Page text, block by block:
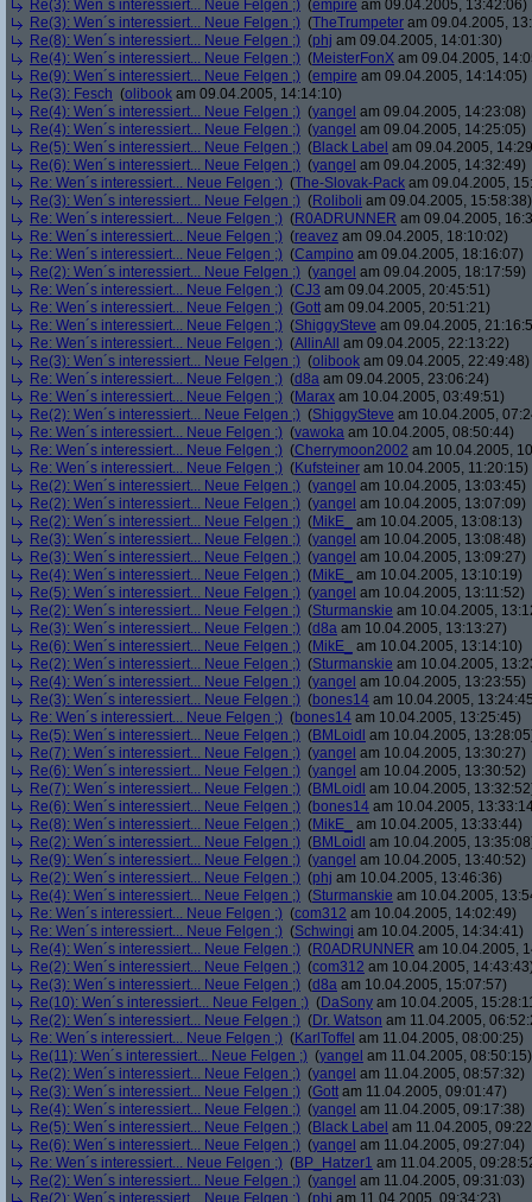
Re(3): Wen´s interessiert... Neue Felgen ;) (empire am 09.04.2005, 13:42:06)
Re(3): Wen´s interessiert... Neue Felgen ;) (TheTrumpeter am 09.04.2005,
Re(8): Wen´s interessiert... Neue Felgen ;) (phj am 09.04.2005, 14:01:30)
Re(4): Wen´s interessiert... Neue Felgen ;) (MeisterFonX am 09.04.2005,
Re(9): Wen´s interessiert... Neue Felgen ;) (empire am 09.04.2005, 14:14:05)
Re(3): Fesch (olibook am 09.04.2005, 14:14:10)
Re(4): Wen´s interessiert... Neue Felgen ;) (yangel am 09.04.2005, 14:23:08)
Re(4): Wen´s interessiert... Neue Felgen ;) (yangel am 09.04.2005, 14:25:05)
Re(5): Wen´s interessiert... Neue Felgen ;) (Black Label am 09.04.2005,
Re(6): Wen´s interessiert... Neue Felgen ;) (yangel am 09.04.2005, 14:32:49)
Re: Wen´s interessiert... Neue Felgen ;) (The-Slovak-Pack am 09.04.2005,
Re(3): Wen´s interessiert... Neue Felgen ;) (Roliboli am 09.04.2005, 15:58:38)
Re: Wen´s interessiert... Neue Felgen ;) (R0ADRUNNER am 09.04.2005,
Re: Wen´s interessiert... Neue Felgen ;) (reavez am 09.04.2005, 18:10:02)
Re: Wen´s interessiert... Neue Felgen ;) (Campino am 09.04.2005, 18:16:07)
Re(2): Wen´s interessiert... Neue Felgen ;) (yangel am 09.04.2005, 18:17:59)
Re: Wen´s interessiert... Neue Felgen ;) (CJ3 am 09.04.2005, 20:45:51)
Re: Wen´s interessiert... Neue Felgen ;) (Gott am 09.04.2005, 20:51:21)
Re: Wen´s interessiert... Neue Felgen ;) (ShiggySteve am 09.04.2005,
Re: Wen´s interessiert... Neue Felgen ;) (AllinAll
am 09.04.2005, 22:13:22)
Re(3): Wen´s interessiert... Neue Felgen ;) (olibook am 09.04.2005, 22:49:48)
Re: Wen´s interessiert... Neue Felgen ;) (d8a am 09.04.2005, 23:06:24)
Re: Wen´s interessiert... Neue Felgen ;) (Marax am 10.04.2005, 03:49:51)
Re(2): Wen´s interessiert... Neue Felgen ;) (ShiggySteve am 10.04.2005,
Re: Wen´s interessiert... Neue Felgen ;) (vawoka am 10.04.2005, 08:50:44)
Re: Wen´s interessiert... Neue Felgen ;) (Cherrymoon2002 am 10.04.2005,
Re: Wen´s interessiert... Neue Felgen ;) (Kufsteiner am 10.04.2005, 11:20:15)
Re(2): Wen´s interessiert... Neue Felgen ;) (yangel am 10.04.2005, 13:03:45)
Re(2): Wen´s interessiert... Neue Felgen ;) (yangel am 10.04.2005, 13:07:09)
Re(2): Wen´s interessiert... Neue Felgen ;) (MikE_
am 10.04.2005, 13:08:13)
Re(3): Wen´s interessiert... Neue Felgen ;) (yangel am 10.04.2005, 13:08:48)
Re(3): Wen´s interessiert... Neue Felgen ;) (yangel am 10.04.2005, 13:09:27)
Re(4): Wen´s interessiert... Neue Felgen ;) (MikE_
am 10.04.2005, 13:10:19)
Re(5): Wen´s interessiert... Neue Felgen ;) (yangel am 10.04.2005, 13:11:52)
Re(2): Wen´s interessiert... Neue Felgen ;) (Sturmanskie am 10.04.2005,
Re(3): Wen´s interessiert... Neue Felgen ;) (d8a am 10.04.2005, 13:13:27)
Re(6): Wen´s interessiert... Neue Felgen ;) (MikE_
am 10.04.2005, 13:14:10)
Re(2): Wen´s interessiert... Neue Felgen ;) (Sturmanskie am 10.04.2005,
Re(4): Wen´s interessiert... Neue Felgen ;) (yangel am 10.04.2005, 13:23:55)
Re(3): Wen´s interessiert... Neue Felgen ;) (bones14 am 10.04.2005,
Re: Wen´s interessiert... Neue Felgen ;) (bones14 am 10.04.2005, 13:25:45)
Re(5): Wen´s interessiert... Neue Felgen ;) (BMLoidl am 10.04.2005,
Re(7): Wen´s interessiert... Neue Felgen ;) (yangel am 10.04.2005, 13:30:27)
Re(6): Wen´s interessiert... Neue Felgen ;) (yangel am 10.04.2005, 13:30:52)
Re(7): Wen´s interessiert... Neue Felgen ;) (BMLoidl am 10.04.2005,
Re(6): Wen´s interessiert... Neue Felgen ;) (bones14 am 10.04.2005,
Re(8): Wen´s interessiert... Neue Felgen ;) (MikE_
am 10.04.2005, 13:33:44)
Re(2): Wen´s interessiert... Neue Felgen ;) (BMLoidl am 10.04.2005,
Re(9): Wen´s interessiert... Neue Felgen ;) (yangel am 10.04.2005, 13:40:52)
Re(2): Wen´s interessiert... Neue Felgen ;) (phj am 10.04.2005, 13:46:36)
Re(4): Wen´s interessiert... Neue Felgen ;) (Sturmanskie am 10.04.2005,
Re: Wen´s interessiert... Neue Felgen ;) (com312 am 10.04.2005, 14:02:49)
Re: Wen´s interessiert... Neue Felgen ;) (Schwingi am 10.04.2005, 14:34:41)
Re(4): Wen´s interessiert... Neue Felgen ;) (R0ADRUNNER am 10.04.2005,
Re(2): Wen´s interessiert... Neue Felgen ;) (com312 am 10.04.2005,
Re(3): Wen´s interessiert... Neue Felgen ;) (d8a am 10.04.2005, 15:07:57)
Re(10): Wen´s interessiert... Neue Felgen ;) (DaSony am 10.04.2005,
Re(2): Wen´s interessiert... Neue Felgen ;) (Dr. Watson am 11.04.2005,
Re: Wen´s interessiert... Neue Felgen ;) (KarlToffel am 11.04.2005, 08:00:25)
Re(11): Wen´s interessiert... Neue Felgen ;) (yangel am 11.04.2005, 08:50:15)
Re(2): Wen´s interessiert... Neue Felgen ;) (yangel am 11.04.2005, 08:57:32)
Re(3): Wen´s interessiert... Neue Felgen ;) (Gott am 11.04.2005, 09:01:47)
Re(4): Wen´s interessiert... Neue Felgen ;) (yangel am 11.04.2005, 09:17:38)
Re(5): Wen´s interessiert... Neue Felgen ;) (Black Label am 11.04.2005,
Re(6): Wen´s interessiert... Neue Felgen ;) (yangel am 11.04.2005, 09:27:04)
Re: Wen´s interessiert... Neue Felgen ;) (BP_Hatzer1 am 11.04.2005,
Re(2): Wen´s interessiert... Neue Felgen ;) (yangel am 11.04.2005, 09:31:03)
Re(2): Wen´s interessiert... Neue Felgen ;) (phj am 11.04.2005, 09:34:23)